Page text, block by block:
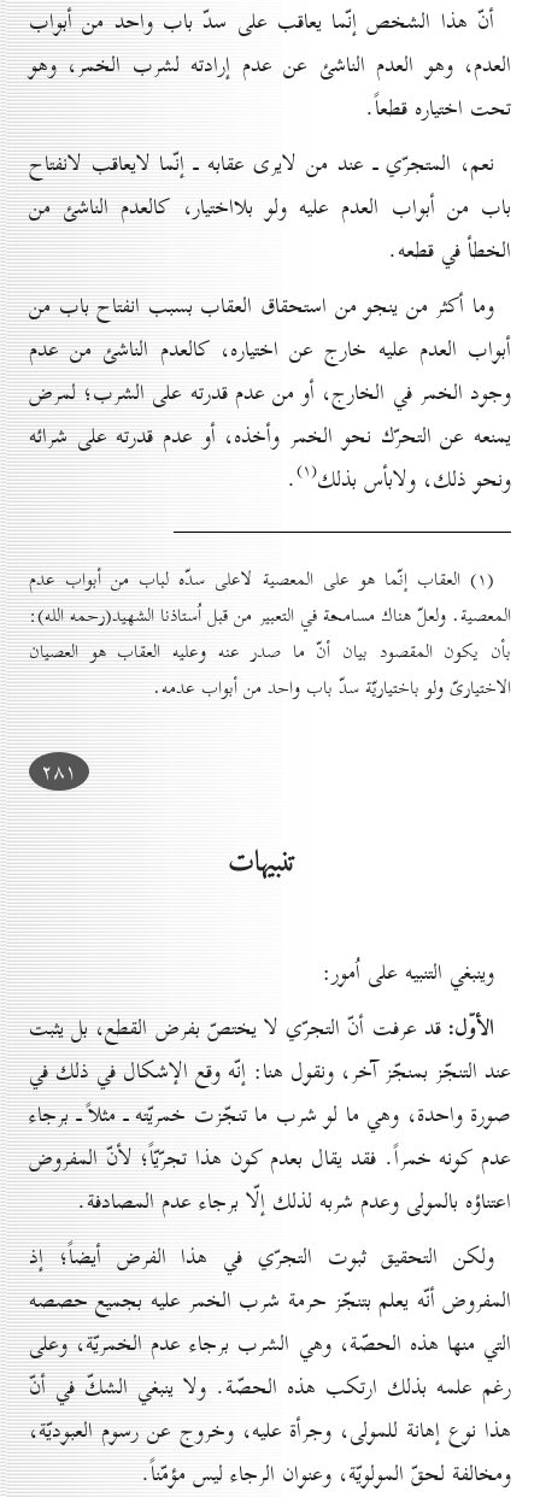
أنّ هذا الشخص إنّما يعاقب على سدّ باب واحد من أبواب
العدم، وهو العدم الناشئ عن عدم إرادته لشرب الخمر، وهو
تحت اختياره قطعاً.
نعم، المتجرّي ـ عند من لايرى عقابه ـ إنّما لايعاقب لانفتاح
باب من أبواب العدم عليه ولو بلااختيار، كالعدم الناشئ من
الخطأ في قطعه.
وما أكثر من ينجو من استحقاق العقاب بسبب انفتاح باب من
أبواب العدم عليه خارج عن اختياره، كالعدم الناشئ من عدم
وجود الخمر في الخارج، أو من عدم قدرته على الشرب؛ لمرض
يمنعه عن التحرّك نحو الخمر وأخذه، أو عدم قدرته على شرائه
ونحو ذلك، ولابأس بذلك(۱) .
(۱) العقاب إنّما هو على المعصية لاعلى سدّه لباب من أبواب عدم
المعصية. ولعلّ هناك مسامحة في التعبير من قبل اُستاذنا الشهيد(رحمه الله):
بأن يكون المقصود بيان أنّ ما صدر عنه وعليه العقاب هو العصيان
الاختيارىّ ولو باختياريّة سدّ باب واحد من أبواب عدمه.
۲۸۱
تنبيهات
وينبغي التنبيه على اُمور:
الأوّل: قد عرفت أنّ التجرّي لا يختصّ بفرض القطع، بل يثبت
عند التنجّز بمنجّز آخر، ونقول هنا: إنّه وقع الإشكال في ذلك في
صورة واحدة، وهي ما لو شرب ما تنجّزت خمريّته ـ مثلاً ـ برجاء
عدم كونه خمراً. فقد يقال بعدم كون هذا تجرّيّاً؛ لأنّ المفروض
اعتناؤه بالمولى وعدم شربه لذلك إلّا برجاء عدم المصادفة.
ولكن التحقيق ثبوت التجرّي في هذا الفرض أيضاً؛ إذ
المفروض أنّه يعلم بتنجّز حرمة شرب الخمر عليه بجميع حصصه
التي منها هذه الحصّة، وهي الشرب برجاء عدم الخمريّة، وعلى
رغم علمه بذلك ارتكب هذه الحصّة. ولا ينبغي الشكّ في أنّ
هذا نوع إهانة للمولى، وجرأة عليه، وخروج عن رسوم العبوديّة،
ومخالفة لحقّ المولويّة، وعنوان الرجاء ليس مؤمّناً.